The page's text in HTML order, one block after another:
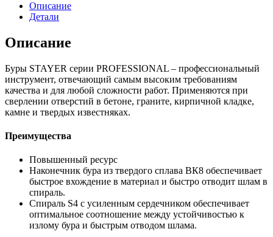
Описание
Детали
Описание
Буры STAYER серии PROFESSIONAL – профессиональный
инструмент, отвечающий самым высоким требованиям
качества и для любой сложности работ. Применяются при
сверлении отверстий в бетоне, граните, кирпичной кладке,
камне и твердых известняках.
Преимущества
Повышенный ресурс
Наконечник бура из твердого сплава ВК8 обеспечивает
быстрое вхождение в материал и быстро отводит шлам в
спираль.
Спираль S4 с усиленным сердечником обеспечивает
оптимальное соотношение между устойчивостью к
излому бура и быстрым отводом шлама.